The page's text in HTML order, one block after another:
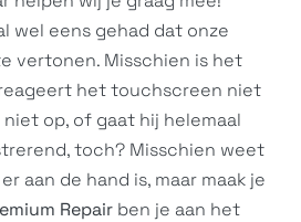
wel eens gehad dat onze
vertonen. Misschien is het
het touchscreen niet
niet op, of gaat hij helemaal
toch? Misschien weet
aan de hand is, maar maak je
Repairben je aan het